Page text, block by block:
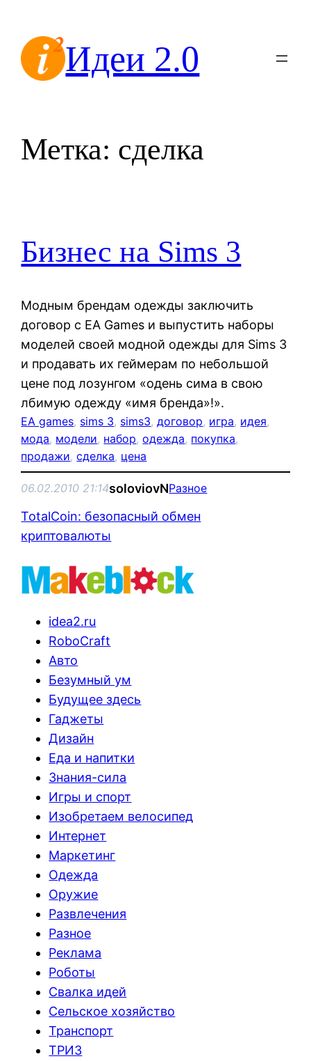
содержимомуИдеи 2.0
Метка: сделка
Бизнес на Sims 3
Модным брендам одежды заключить
договор с EA Games и выпустить наборы
моделей своей модной одежды для Sims 3
и продавать их геймерам по небольшой
цене под лозунгом «одень сима в свою
лбимую одежду «имя бренда»!».
EA games, sims 3, sims3, договор, игра, идея
мода, модели, набор, одежда, покупка
продажи, сделка, цена
06.02.2010 21:14soloviovNРазное
TotalCoin: безопасный обмен
криптовалюты
idea2.ru
RoboCraft
Авто
Безумный ум
Будущее здесь
Гаджеты
Дизайн
Еда и напитки
Знания-сила
Игры и спорт
Изобретаем велосипед
Интернет
Маркетинг
Одежда
Оружие
Развлечения
Разное
Реклама
Роботы
Свалка идей
Сельское хозяйство
Транспорт
ТРИЗ